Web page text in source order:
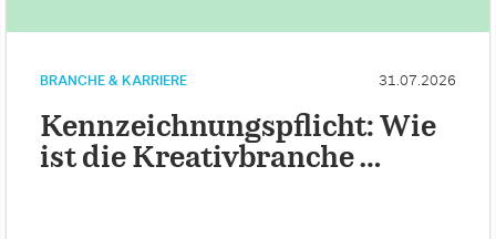
BRANCHE & KARRIERE 31.07.2026
Kennzeichnungspflicht: Wie
ist die Kreativbranche …